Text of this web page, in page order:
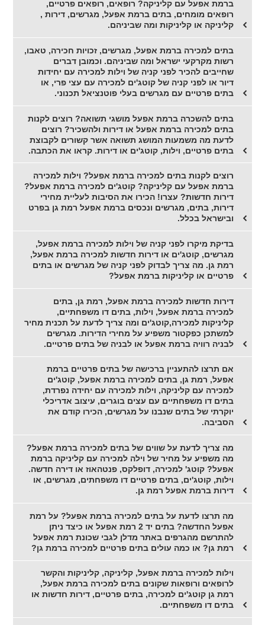
ברמת אפעל עם קליניקה? רופאים, רופאים פרטיים,
רופאים מומחים, בתים ברמת אפעל, מגרשים, דירות ,
קליניקה או קליניקות ומה שביניהם.
בתים למכירה ברמת אפעל, מגרשים, זכויות חכירה, טאבו,
רשות מקרקעי ישראל ומה שביניהם. וכמובן דברים
שחייבים להכיר לפני קניה של וילות למכירה עם יחידות
דיור או לפני קניה של קוטג'ים למכירה עם עצי פרי, או
בתים פרטיים עם מגרשים בעלי פוטנציאל תכנוני.
בתים להשכרה ברמת אפעל מושגי תשואה? רוצים לקנות
בתים למכירה ברמת אפעל או דירות ולהשכיר? רוצים
לדעת מה משמעות המושג תשואה אשר קשורים לקבוצת
בתים פרטיים, וילות, קוטג'ים או דירות. קראו את הכתבה.
רוצים לקנות בתים למכירה ברמת אפעל? וילות למכירה
ברמת אפעל עם קליניקה? קוטג'ים למכירה ברמת אפעל?
דירות חדשות? עצרו! הכירו את הסיבות לעליית מחירי
דירות, בתים, מגרשים ונכסים ברמת אפעל רמת גן בפרט
ובישראל בכלל.
בדיקת מיקרו לפני קניה של וילות למכירה ברמת אפעל,
מגרשים, קוטג'ים או דירות חדשות למכירה ברמת אפעל,
רמת גן. מה צריך לבדוק לפני קניה של מגרשים או בתים
פרטיים או קליניקות ברמת אפעל?
דירות חדשות למכירה ברמת אפעל, רמת גן, בתים
למכירה ברמת אפעל, וילות, בתים דו משפחתיים,
קליניקות למכירה,קוטג'ים ומה צריך לדעת על תכנית מחיר
למשתכן כפקטור משפיע על מחירי הדירות. מגרשים
לבניה רוויה ברמת אפעל או לבניה של בתים פרטיים.
אם תרצו להתעניין ברכישה של בתים פרטיים ברמת
אפעל, רמת גן, בתים למכירה ברמת אפעל, קוטג'ים
למכירה עם קליניקה, וילות למכירה עם יחידה נפרדת,
בתים דו משפחתיים עם עצים בוגרים, עיצוב אדריכלי
יוקרתי של בתים שנבנו על מגרשים, הכירו קודם את
הסביבה.
מה צריך לדעת על שווים של בתים למכירה ברמת אפעל?
מה משפיע על מחיר של וילה למכירה עם קליניקה ברמת
אפעל? קוטג' למכירה, דופלקס, פנטהאוז או דירה חדשה.
וילות, קוטג'ים, בתים פרטיים דו משפחתים, מגרשים, או
דירות ברמת אפעל רמת גן.
מה תרצו לדעת על בתים למכירה ברמת אפעל? על רמת
אפעל החדשה? בתים יד 2 רמת אפעל או כיצד ניתן
להתרשם מהגרפים באתר מדלן לגבי שכונת רמת אפעל
רמת גן? או כמה עולים בתים פרטיים למכירה ברמת גן?
וילות למכירה ברמת אפעל, קליניקה, קליניקות והקשר
לרופאים ורופאות שקונים בתים למכירה ברמת אפעל,
רמת גן קוטג'ים למכירה, בתים פרטיים, דירות חדשות או
בתים דו משפחתיים.